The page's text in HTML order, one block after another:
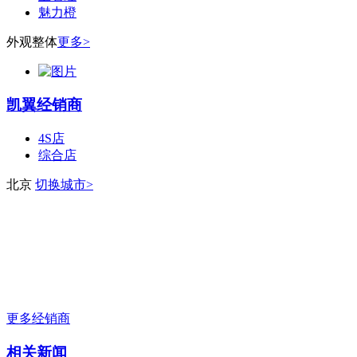
魅力橙
外观整体更多>
凯翼经销商
4S店
综合店
北京 切换城市>
更多经销商
相关新闻